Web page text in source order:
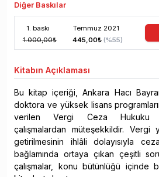
Diğer Baskılar
1. baskı Temmuz 2021
1.000,00₺ 445,00₺ (%55)
Kitabın Açıklaması
Bu kitap içeriği, Ankara Hacı
doktora ve yüksek lisans
verilen Vergi Ceza Hukuku
çalışmalardan müteşekkildir. Vergi
getirilmesinin ihlâli dolayısıyla
bağlamında ortaya çıkan çeşitli
çalışmalar, konu bütünlüğü içinde